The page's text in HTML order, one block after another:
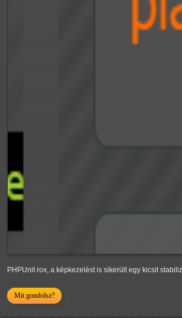
PHPUnit rox, a képkezelést is sikerült egy kicsit
Mit gondolsz?